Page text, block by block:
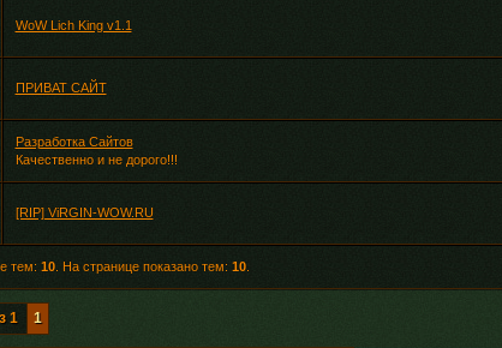
WoW Lich King v1.1
ПРИВАТ САЙТ
Разработка Сайтов
Качественно и не дорого!!!
[RIP] ViRGIN-WOW.RU
тем: 10. На странице показано тем: 10.
1 1